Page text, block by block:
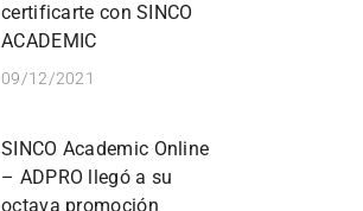
certificarte con SINCO
ACADEMIC
09/12/2021
SINCO Academic Online
– ADPRO llegó a su
octava promoción